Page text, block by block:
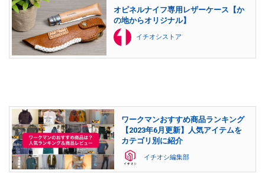
オピネルナイフ専用レザーケース【か
の地からオリジナル】
イチオシストア
ワークマンおすすめ商品ランキング
【2023年6月更新】人気アイテムを
カテゴリ別に紹介
イチオシ編集部